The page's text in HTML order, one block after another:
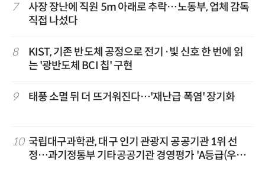
7
사장 장난에 직원 5m 아래로 추락…노동부, 업체 감독
직접 나섰다
8
KIST, 기존 반도체 공정으로 전기·빛 신호 한 번에 읽
는 '광반도체 BCI 칩' 구현
9 태풍 소멸 뒤 더 뜨거워진다…'재난급 폭염' 장기화
10 국립대구과학관, 대구 인기 관광지 공공기관 1위 선
정…과기정통부 기타공공기관 경영평가 'A등급(우수)'